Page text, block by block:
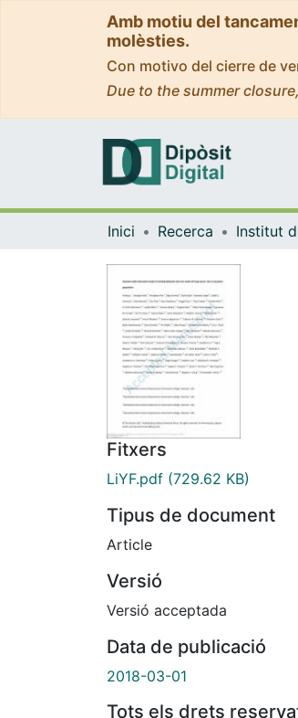
Amb motiu del
molèsties.
Con motivo del cierre de
Due to the summer
Inici Recerca
Fitxers
LiYF.pdf (729.62 KB)
Tipus de document
Article
Versió
Versió acceptada
Data de publicació
2018-03-01
Tots els drets